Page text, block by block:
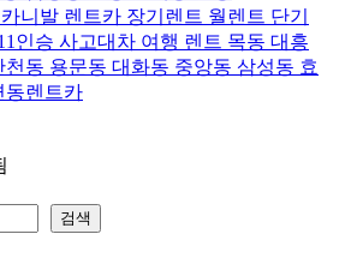
니발 렌트카 장기렌트 월렌트 단기
인승 사고대차 여행 렌트 목동 대흥
천동 용문동 대화동 중앙동 삼성동 효
동렌트카
검색